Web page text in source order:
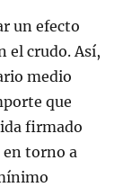
un efecto
el crudo. Así,
medio
que
firmado
en torno a